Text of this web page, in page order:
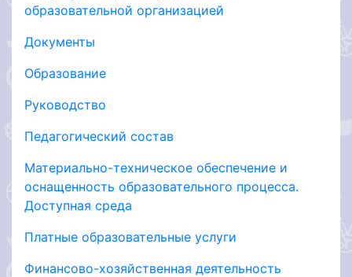
образовательной организацией
Документы
Образование
Руководство
Педагогический состав
Материально-техническое обеспечение и
оснащенность образовательного процесса.
Доступная среда
Платные образовательные услуги
Финансово-хозяйственная деятельность